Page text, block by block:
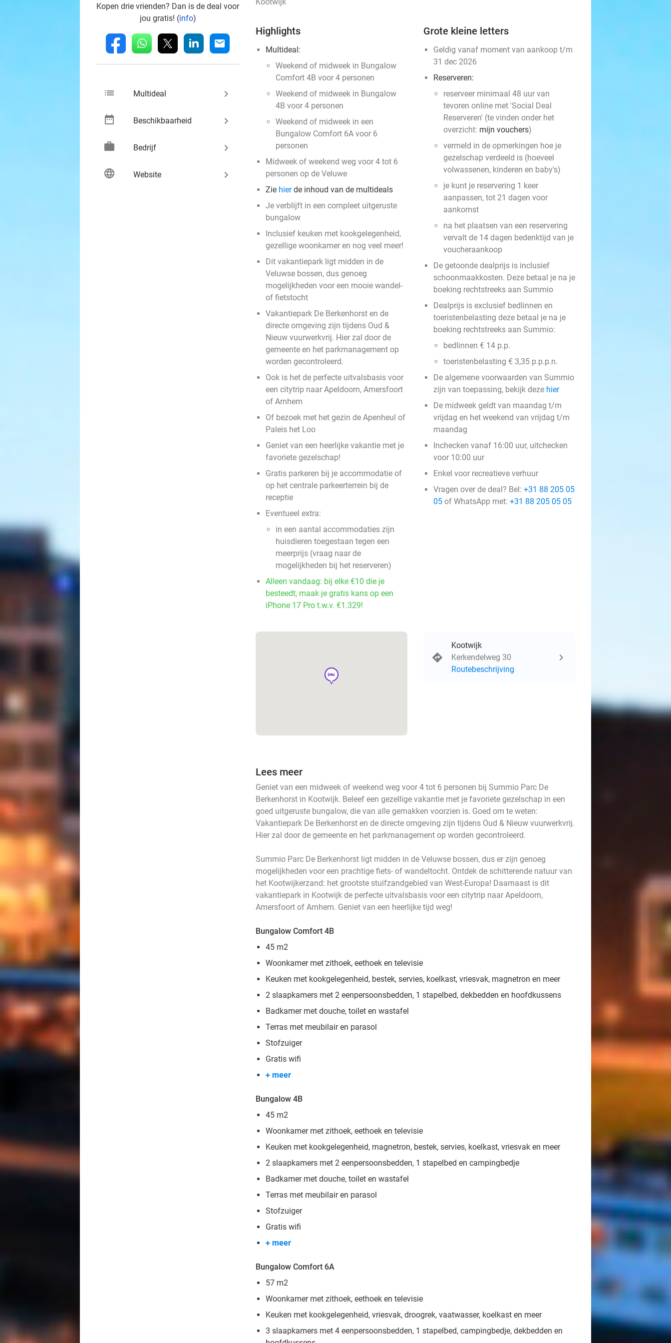
Kopen drie vrienden? Dan is de deal voor
jou gratis! (info)
fb whatsapp linkedin mail
list Multideal keyboard_arrow_right
date_range Beschikbaarheid keyboard_arrow_right
work Bedrijf keyboard_arrow_right
language Website keyboard_arrow_right
Highlights
Multideal:
Weekend of midweek in Bungalow
Comfort 4B voor 4 personen
Weekend of midweek in Bungalow
4B voor 4 personen
Weekend of midweek in een
Bungalow Comfort 6A voor 6
personen
Midweek of weekend weg voor 4 tot 6
personen op de Veluwe
Zie hierde inhoud van de multideals
Je verblijft in een compleet uitgeruste
bungalow
Inclusief keuken met kookgelegenheid,
gezellige woonkamer en nog veel meer!
Dit vakantiepark ligt midden in de
Veluwse bossen, dus genoeg
mogelijkheden voor een mooie wandel-
of fietstocht
Vakantiepark De Berkenhorst en de
directe omgeving zijn tijdens Oud &
Nieuw vuurwerkvrij. Hier zal door de
gemeente en het parkmanagement op
worden gecontroleerd.
Ook is het de perfecte uitvalsbasis voor
een citytrip naar Apeldoorn, Amersfoort
of Arnhem
Of bezoek met het gezin de Apenheul of
Paleis het Loo
Geniet van een heerlijke vakantie met je
favoriete gezelschap!
Gratis parkeren bij je accommodatie of
op het centrale parkeerterrein bij de
receptie
Eventueel extra:
in een aantal accommodaties zijn
huisdieren toegestaan tegen een
meerprijs (vraag naar de
mogelijkheden bij het reserveren)
Alleen vandaag: bij elke €10 die je
besteedt, maak je gratis kans op een
iPhone 17 Pro t.w.v. €1.329!
Grote kleine letters
Geldig vanaf moment van aankoop t/m
31 dec 2026
Reserveren:
reserveer minimaal 48 uur van
tevoren online met 'Social Deal
Reserveren' (te vinden onder het
overzicht: mijn vouchers)
vermeld in de opmerkingen hoe je
gezelschap verdeeld is (hoeveel
volwassenen, kinderen en baby's)
je kunt je reservering 1 keer
aanpassen, tot 21 dagen voor
aankomst
na het plaatsen van een reservering
vervalt de 14 dagen bedenktijd van je
voucheraankoop
De getoonde dealprijs is inclusief
schoonmaakkosten. Deze betaal je na je
boeking rechtstreeks aan Summio
Dealprijs is exclusief bedlinnen en
toeristenbelasting deze betaal je na je
boeking rechtstreeks aan Summio:
bedlinnen € 14 p.p.
toeristenbelasting € 3,35 p.p.p.n.
De algemene voorwaarden van Summio
zijn van toepassing, bekijk deze hier
De midweek geldt van maandag t/m
vrijdag en het weekend van vrijdag t/m
maandag
Inchecken vanaf 16:00 uur, uitchecken
voor 10:00 uur
Enkel voor recreatieve verhuur
Vragen over de deal? Bel: +31 88 205 05
05 of WhatsApp met: +31 88 205 05 05
hotel
Kootwijk
Kerkendelweg 30
Routebeschrijving
Lees meer
Geniet van een midweek of weekend weg voor 4 tot 6 personen bij Summio Parc De
Berkenhorst in Kootwijk. Beleef een gezellige vakantie met je favoriete gezelschap in een
goed uitgeruste bungalow, die van alle gemakken voorzien is. Goed om te weten:
Vakantiepark De Berkenhorst en de directe omgeving zijn tijdens Oud & Nieuw vuurwerkvrij.
Hier zal door de gemeente en het parkmanagement op worden gecontroleerd.
Summio Parc De Berkenhorst ligt midden in de Veluwse bossen, dus er zijn genoeg
mogelijkheden voor een prachtige fiets- of wandeltocht. Ontdek de schitterende natuur van
het Kootwijkerzand: het grootste stuifzandgebied van West-Europa! Daarnaast is dit
vakantiepark in Kootwijk de perfecte uitvalsbasis voor een citytrip naar Apeldoorn,
Amersfoort of Arnhem. Geniet van een heerlijke tijd weg!
Bungalow Comfort 4B
45 m2
Woonkamer met zithoek, eethoek en televisie
Keuken met kookgelegenheid, bestek, servies, koelkast, vriesvak, magnetron en meer
2 slaapkamers met 2 eenpersoonsbedden, 1 stapelbed, dekbedden en hoofdkussens
Badkamer met douche, toilet en wastafel
Terras met meubilair en parasol
Stofzuiger
Gratis wifi
+ meer
Bungalow 4B
45 m2
Woonkamer met zithoek, eethoek en televisie
Keuken met kookgelegenheid, magnetron, bestek, servies, koelkast, vriesvak en meer
2 slaapkamers met 2 eenpersoonsbedden, 1 stapelbed en campingbedje
Badkamer met douche, toilet en wastafel
Terras met meubilair en parasol
Stofzuiger
Gratis wifi
+ meer
Bungalow Comfort 6A
57 m2
Woonkamer met zithoek, eethoek en televisie
Keuken met kookgelegenheid, vriesvak, droogrek, vaatwasser, koelkast en meer
3 slaapkamers met 4 eenpersoonsbedden, 1 stapelbed, campingbedje, dekbedden en